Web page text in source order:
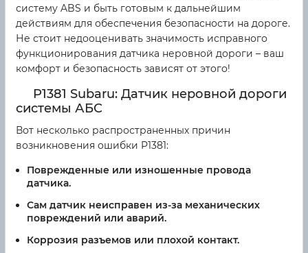
систему ABS и быть готовым к дальнейшим
действиям для обеспечения безопасности на дороге.
Не стоит недооценивать значимость исправного
функционирования датчика неровной дороги – ваш
комфорт и безопасность зависят от этого!
P1381 Subaru: Датчик неровной дороги
системы АБС
Вот несколько распространенных причин
возникновения ошибки P1381:
Поврежденные или изношенные провода
датчика.
Сам датчик неисправен из-за механических
повреждений или аварий.
Коррозия разъемов или плохой контакт.